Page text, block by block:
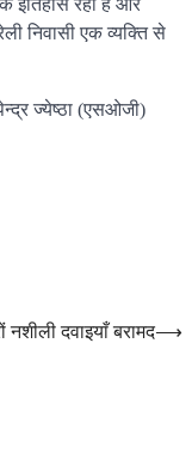
इतिहास रहा है और
निवासी एक व्यक्ति से
ज्येष्ठा (एसओजी)
दवाइयाँ बरामद⟶